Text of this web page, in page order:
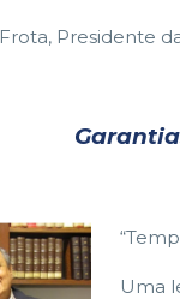
Presidente
Uma